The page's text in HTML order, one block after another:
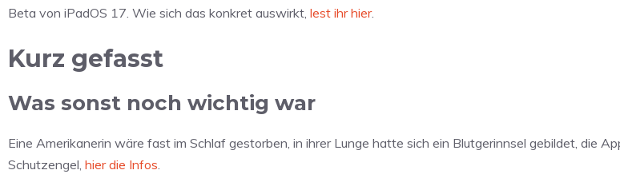
Beta von iPadOS 17. Wie sich das konkret auswirkt, lest ihr hier.
Kurz gefasst
Was sonst noch wichtig war
Eine Amerikanerin wäre fast im Schlaf gestorben, in ihrer Lunge hatte sich ein Blutgerinnsel gebildet, die
Schutzengel, hier die Infos